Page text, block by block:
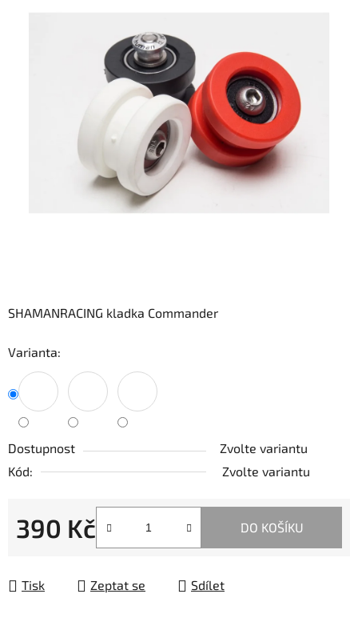
SHAMANRACING kladka Commander
Varianta:
Dostupnost
Zvolte variantu
Kód:
Zvolte variantu
390 Kč DO KOŠÍKU
Tisk Zeptat se Sdílet